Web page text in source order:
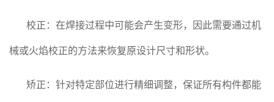
校正：在焊接过程中可能会产生变形，因此需要通过机
械或火焰校正的方法来恢复原设计尺寸和形状。
矫正：针对特定部位进行精细调整，保证所有构件都能